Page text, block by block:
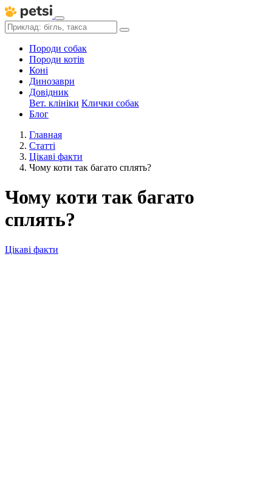
Породи собак
Породи котів
Коні
Динозаври
Довідник
Вет. клініки Клички собак
Блог
Главная
Статті
Цікаві факти
Чому коти так багато сплять?
Чому коти так багато
сплять?
Цікаві факти